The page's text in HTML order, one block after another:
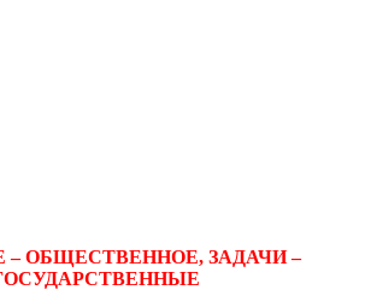
– ОБЩЕСТВЕННОЕ, ЗАДАЧИ –